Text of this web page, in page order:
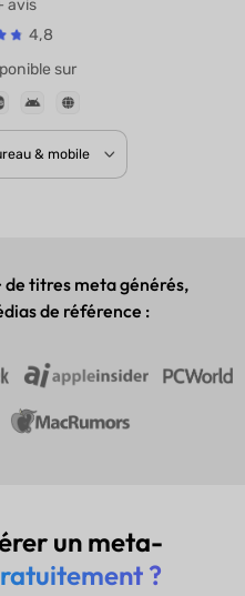
par
disponible sur
de titres meta générés,
de référence :
un meta-
?